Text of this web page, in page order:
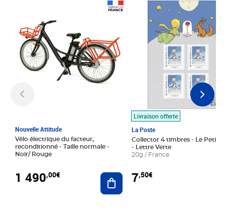
Nouvelle Attitude
Vélo électrique du facteur,
reconditionné - Taille normale -
Noir/ Rouge
1 490,00€ Ajouter au panier
Livraison offerte
La Poste
Collector 4 timbres - Le Petit
- Lettre Verte
20g / France
7,50€
Prix 7,50€